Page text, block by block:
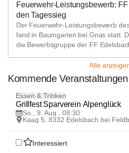
Feuerwehr-Leistungsbewerb:
den Tagessieg
Der Feuerwehr-Leistungsbewerb
fand in Baumgarten bei Gnas statt.
die Bewerbsgruppe der FF
Alle
Kommende Veranstaltungen
9
AUG
Essen & Trinken
Grillfest Sparverein Alpenglück
So., 9. Aug., 08:30
Kaag 5, 8332 Edelsbach bei
Interessiert